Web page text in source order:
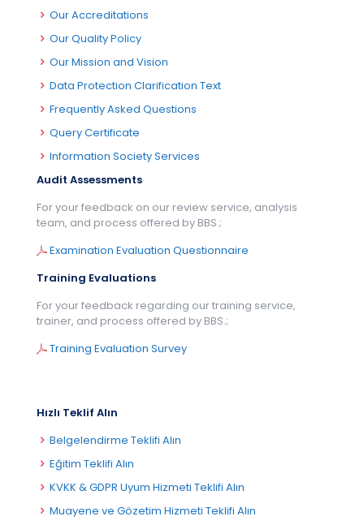
Our Accreditations
Our Quality Policy
Our Mission and Vision
Data Protection Clarification Text
Frequently Asked Questions
Query Certificate
Information Society Services
Audit Assessments
For your feedback on our review service, analysis
team, and process offered by BBS.;
Examination Evaluation Questionnaire
Training Evaluations
For your feedback regarding our training service,
trainer, and process offered by BBS.;
Training Evaluation Survey
Hızlı Teklif Alın
Belgelendirme Teklifi Alın
Eğitim Teklifi Alın
KVKK & GDPR Uyum Hizmeti Teklifi Alın
Muayene ve Gözetim Hizmeti Teklifi Alın